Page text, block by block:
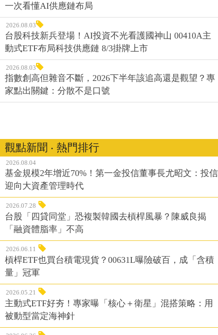
一次看懂AI供應鏈布局
2026.08.03
台股科技新兵登場！AI投資不光看護國神山 00410A主
動式ETF布局科技供應鏈 8/3掛牌上市
2026.08.03
指數創高但雜音不斷，2026下半年該追高還是觀望？專
家點出關鍵：分散不是口號
觀點新聞 ‧ 熱門排行
2026.08.04
基金規模2年增近70%！第一金投信董事長尤昭文：投信
迎向大資產管理時代
2026.07.28
台股「四貸同堂」恐複製韓國去槓桿風暴？陳威良揭
「融資體脂率」不高
2026.06.11
槓桿ETF也買台積電現貨？00631L曝險破百，成「含積
量」冠軍
2026.05.21
主動式ETF好夯！專家曝「核心＋衛星」混搭策略：用
被動型當定海神針